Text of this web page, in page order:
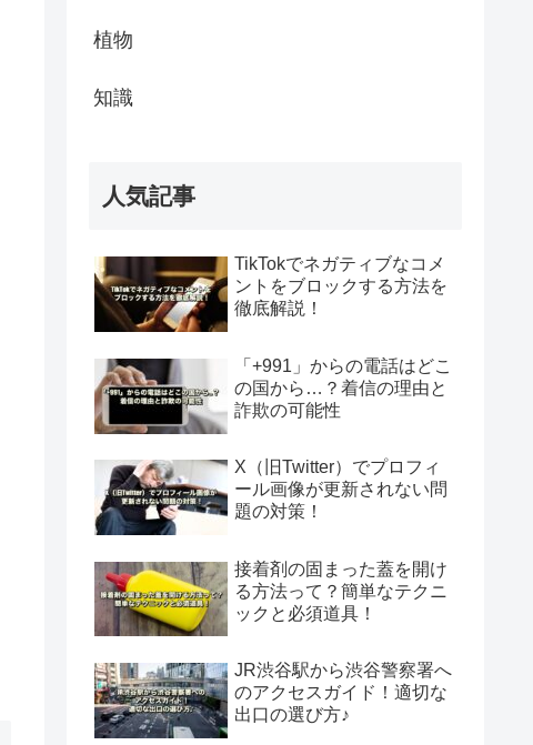
植物
知識
人気記事
TikTokでネガティブなコメ
ントをブロックする方法を
徹底解説！
「+991」からの電話はどこ
の国から…？着信の理由と
詐欺の可能性
X（旧Twitter）でプロフィ
ール画像が更新されない問
題の対策！
接着剤の固まった蓋を開け
る方法って？簡単なテクニ
ックと必須道具！
JR渋谷駅から渋谷警察署へ
のアクセスガイド！適切な
出口の選び方♪